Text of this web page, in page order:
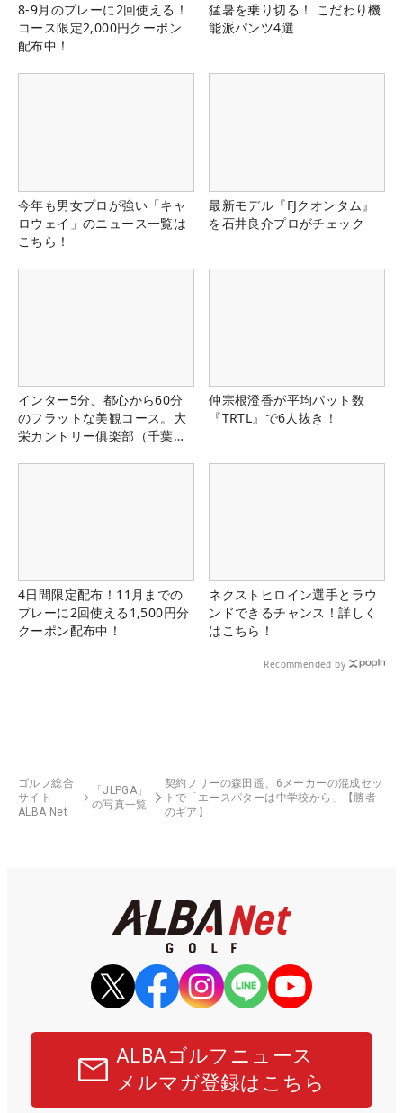
8-9月のプレーに2回使える！
コース限定2,000円クーポン
配布中！
猛暑を乗り切る！ こだわり機
能派パンツ4選
今年も男女プロが強い「キャ
ロウェイ」のニュース一覧は
こちら！
最新モデル『FJクオンタム』
を石井良介プロがチェック
インター5分、都心から60分
のフラットな美観コース。大
栄カントリー俱楽部（千葉
仲宗根澄香が平均パット数
『TRTL』で6人抜き！
4日間限定配布！11月までの
プレーに2回使える1,500円分
クーポン配布中！
ネクストヒロイン選手とラウ
ンドできるチャンス！詳しく
はこちら！
Recommended by
ゴルフ総合
サイト
ALBA Net
「JLPGA」
の写真一覧
契約フリーの森田遥、6メーカーの混成セッ
トで「エースパターは中学校から」【勝者
のギア】
ALBAゴルフニュース
メルマガ登録はこちら